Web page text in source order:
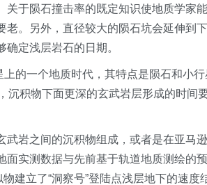
关于陨石撞击率的既定知识使地质学家能
老。另外，直径较大的陨石坑会延伸到下
定浅层岩石的日期。
的一个地质时代，其特点是陨石和小行
沉积物下面更深的玄武岩层形成的时间
武岩之间的沉积物组成，或者是在亚马逊
面实测数据与先前基于轨道地质测绘的预
建立了“洞察号”登陆点浅层地下的速度